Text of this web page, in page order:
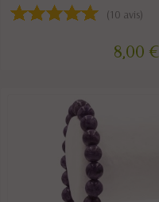
(10 avis)
8,00 €